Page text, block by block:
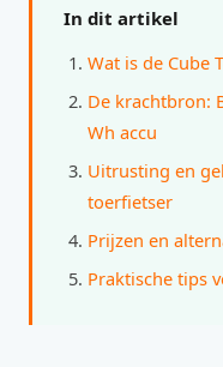
In dit artikel
Wat is de Cube
De krachtbron:
Wh accu
Uitrusting en
toerfietser
Prijzen en
Praktische tips